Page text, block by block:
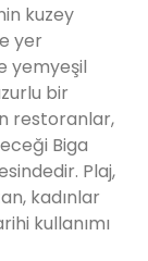
kuzey
yer
yemyeşil
bir
restoranlar,
Biga
Plaj,
kadınlar
kullanımı